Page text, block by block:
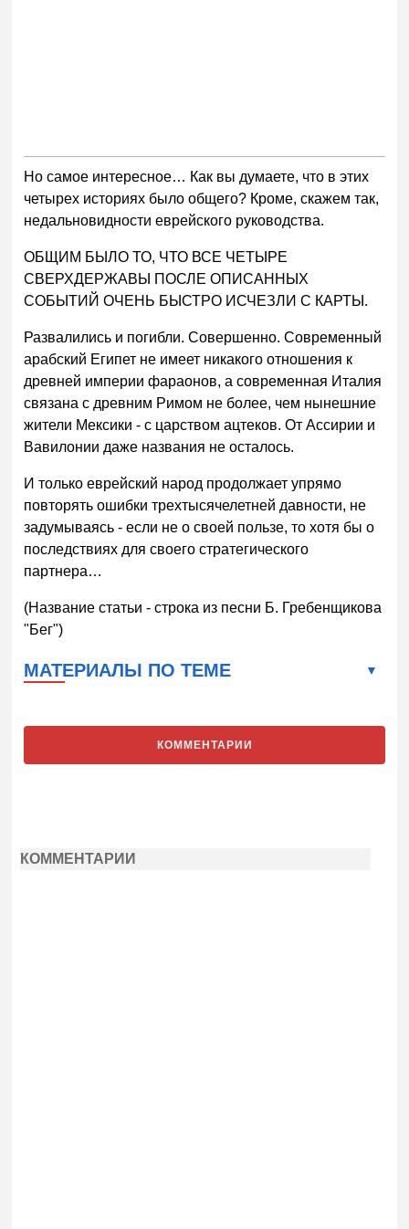
Но самое интересное… Как вы думаете, что в этих
четырех историях было общего? Кроме, скажем так,
недальновидности еврейского руководства.
ОБЩИМ БЫЛО ТО, ЧТО ВСЕ ЧЕТЫРЕ
СВЕРХДЕРЖАВЫ ПОСЛЕ ОПИСАННЫХ
СОБЫТИЙ ОЧЕНЬ БЫСТРО ИСЧЕЗЛИ С КАРТЫ.
Развалились и погибли. Совершенно. Современный
арабский Египет не имеет никакого отношения к
древней империи фараонов, а современная Италия
связана с древним Римом не более, чем нынешние
жители Мексики - с царством ацтеков. От Ассирии и
Вавилонии даже названия не осталось.
И только еврейский народ продолжает упрямо
повторять ошибки трехтысячелетней давности, не
задумываясь - если не о своей пользе, то хотя бы о
последствиях для своего стратегического
партнера…
(Название статьи - строка из песни Б. Гребенщикова
"Бег")
МАТЕРИАЛЫ ПО ТЕМЕ
КОММЕНТАРИИ
КОММЕНТАРИИ